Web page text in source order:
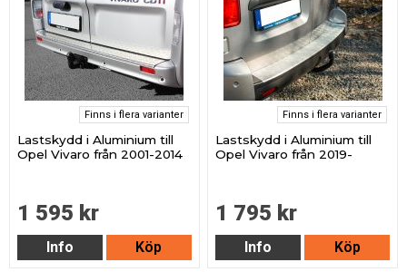
Finns i flera varianter
Lastskydd i Aluminium till
Opel Vivaro från 2001-2014
1 595 kr
Info Köp
Finns i flera varianter
Lastskydd i Aluminium till
Opel Vivaro från 2019-
1 795 kr
Info Köp